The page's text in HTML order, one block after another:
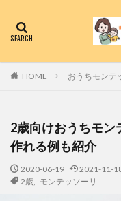
HOME おうちモンテ
2歳向けおうちモン
作れる例も紹介
2020-06-19 2021-11-
2歳, モンテッソーリ